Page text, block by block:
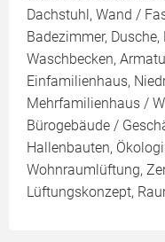
Dachstuhl, Wand /
Badezimmer,
Waschbecken,
Einfamilienhaus,
Mehrfamilienhaus /
Bürogebäude /
Hallenbauten,
Wohnraumlüftung,
Lüftungskonzept,